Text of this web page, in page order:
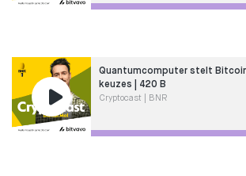
Quantumcomputer stelt
keuzes | 420 B
Cryptocast | BNR